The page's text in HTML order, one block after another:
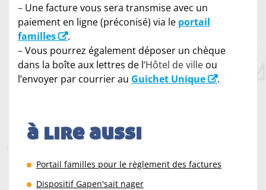
– Une facture vous sera transmise avec un
paiement en ligne (préconisé) via le portail
familles
.
–Vous pourrez également déposer un chèque
dans la boîte aux lettres de l‘Hôtel de ville ou
l’envoyer par courrier au Guichet Unique .
à lire aussi
Portail familles pour le règlement des factures
Dispositif Gapen'sait nager